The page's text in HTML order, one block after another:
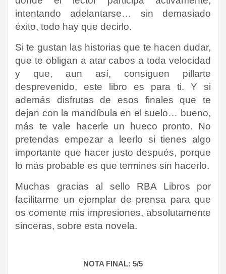
intentando adelantarse… sin demasiado
éxito, todo hay que decirlo.
Si te gustan las historias que te hacen dudar,
que te obligan a atar cabos a toda velocidad
y que, aun así, consiguen pillarte
desprevenido, este libro es para ti. Y si
además disfrutas de esos finales que te
dejan con la mandíbula en el suelo… bueno,
más te vale hacerle un hueco pronto. No
pretendas empezar a leerlo si tienes algo
importante que hacer justo después, porque
lo más probable es que termines sin hacerlo.
Muchas gracias al sello RBA Libros por
facilitarme un ejemplar de prensa para que
os comente mis impresiones, absolutamente
sinceras, sobre esta novela.
NOTA FINAL: 5/5